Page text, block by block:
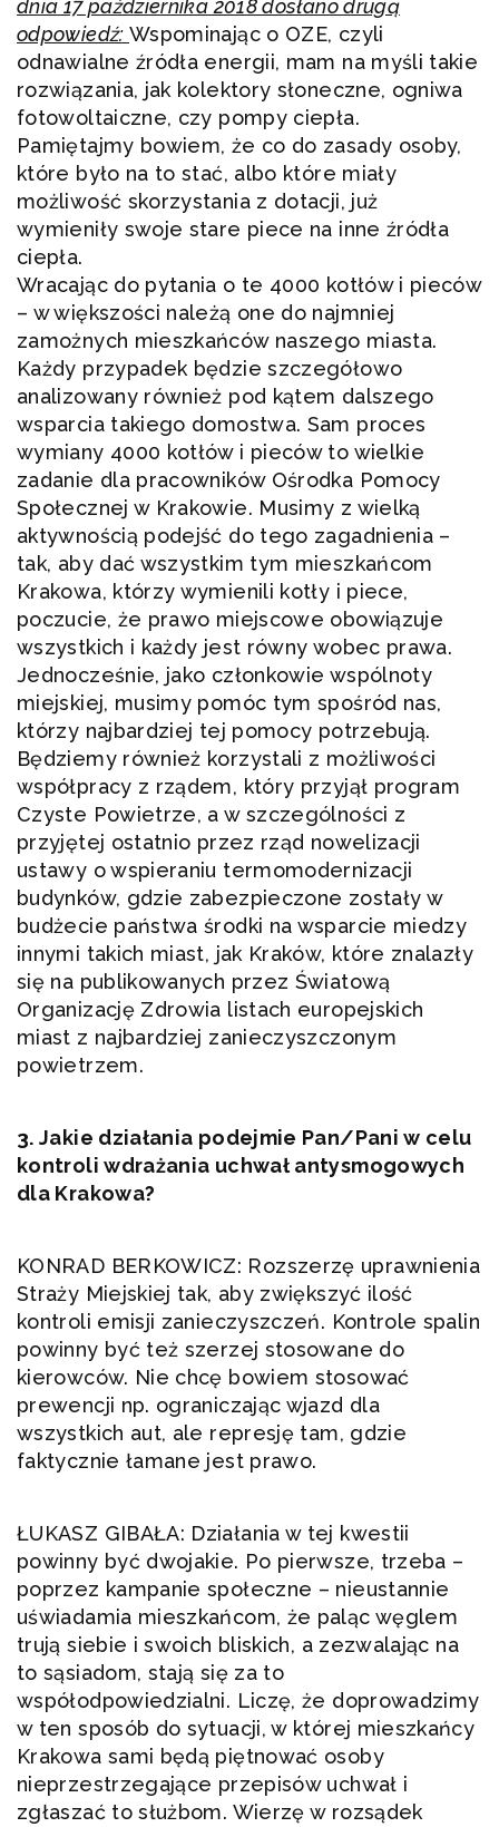
dnia 17 października 2018 dosłano drugą
odpowiedź: Wspominając o OZE, czyli
odnawialne źródła energii, mam na myśli takie
rozwiązania, jak kolektory słoneczne, ogniwa
fotowoltaiczne, czy pompy ciepła.
Pamiętajmy bowiem, że co do zasady osoby,
które było na to stać, albo które miały
możliwość skorzystania z dotacji, już
wymieniły swoje stare piece na inne źródła
ciepła.
Wracając do pytania o te 4000 kotłów i pieców
– w większości należą one do najmniej
zamożnych mieszkańców naszego miasta.
Każdy przypadek będzie szczegółowo
analizowany również pod kątem dalszego
wsparcia takiego domostwa. Sam proces
wymiany 4000 kotłów i pieców to wielkie
zadanie dla pracowników Ośrodka Pomocy
Społecznej w Krakowie. Musimy z wielką
aktywnością podejść do tego zagadnienia –
tak, aby dać wszystkim tym mieszkańcom
Krakowa, którzy wymienili kotły i piece,
poczucie, że prawo miejscowe obowiązuje
wszystkich i każdy jest równy wobec prawa.
Jednocześnie, jako członkowie wspólnoty
miejskiej, musimy pomóc tym spośród nas,
którzy najbardziej tej pomocy potrzebują.
Będziemy również korzystali z możliwości
współpracy z rządem, który przyjął program
Czyste Powietrze, a w szczególności z
przyjętej ostatnio przez rząd nowelizacji
ustawy o wspieraniu termomodernizacji
budynków, gdzie zabezpieczone zostały w
budżecie państwa środki na wsparcie miedzy
innymi takich miast, jak Kraków, które znalazły
się na publikowanych przez Światową
Organizację Zdrowia listach europejskich
miast z najbardziej zanieczyszczonym
powietrzem.
3. Jakie działania podejmie Pan/Pani w celu
kontroli wdrażania uchwał antysmogowych
dla Krakowa?
KONRAD BERKOWICZ: Rozszerzę uprawnienia
Straży Miejskiej tak, aby zwiększyć ilość
kontroli emisji zanieczyszczeń. Kontrole spalin
powinny być też szerzej stosowane do
kierowców. Nie chcę bowiem stosować
prewencji np. ograniczając wjazd dla
wszystkich aut, ale represję tam, gdzie
faktycznie łamane jest prawo.
ŁUKASZ GIBAŁA: Działania w tej kwestii
powinny być dwojakie. Po pierwsze, trzeba –
poprzez kampanie społeczne – nieustannie
uświadamia mieszkańcom, że paląc węglem
trują siebie i swoich bliskich, a zezwalając na
to sąsiadom, stają się za to
współodpowiedzialni. Liczę, że doprowadzimy
w ten sposób do sytuacji, w której mieszkańcy
Krakowa sami będą piętnować osoby
nieprzestrzegające przepisów uchwał i
zgłaszać to służbom. Wierzę w rozsądek